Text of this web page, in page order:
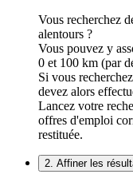
Vous recherchez
alentours ?
Vous pouvez y
0 et 100 km (par
Si vous
devez alors
Lancez votre
offres d'emploi
restituée.
2. Affiner les